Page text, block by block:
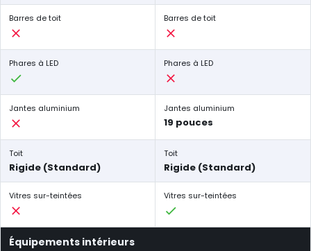
Barres de toit Barres de toit
Phares à LED Phares à LED
Jantes aluminium Jantes aluminium
19 pouces
Toit
Rigide (Standard)
Toit
Rigide (Standard)
Vitres sur-teintées Vitres sur-teintées
Équipements intérieurs